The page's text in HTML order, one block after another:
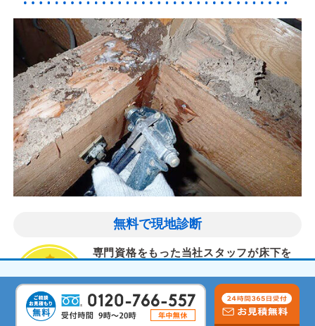
無料で現地診断
専門資格をもった当社スタッフが床下を
対策を提案します。